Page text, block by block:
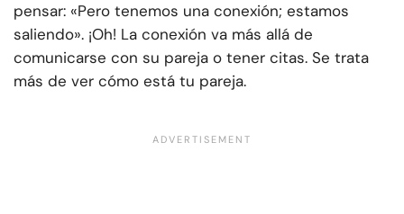
pensar: «Pero tenemos una conexión; estamos
saliendo». ¡Oh! La conexión va más allá de
comunicarse con su pareja o tener citas. Se trata
más de ver cómo está tu pareja.